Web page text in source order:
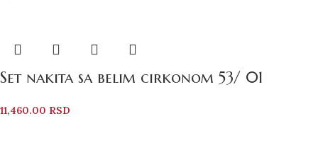
Set nakita sa belim cirkonom 53/ 01
11,460.00 RSD